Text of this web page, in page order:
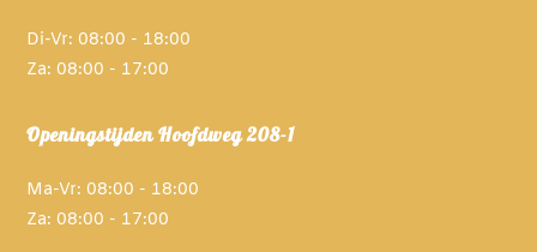
Di-Vr: 08:00 - 18:00
Za: 08:00 - 17:00
Openingstijden Hoofdweg 208-1
Ma-Vr: 08:00 - 18:00
Za: 08:00 - 17:00